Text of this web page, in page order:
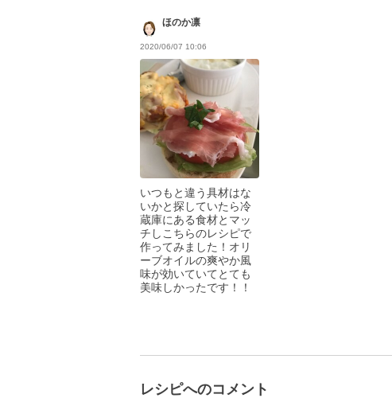
ほのか凛
2020/06/07 10:06
いつもと違う具材はな
いかと探していたら冷
蔵庫にある食材とマッ
チしこちらのレシピで
作ってみました！オリ
ーブオイルの爽やか風
味が効いていてとても
美味しかったです！！
レシピへのコメント